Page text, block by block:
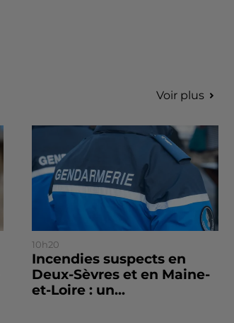
Voir plus
10h20
Incendies suspects en
Deux-Sèvres et en Maine-
et-Loire : un...